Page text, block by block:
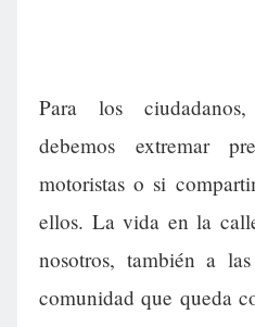
Para los
debemos extremar
motoristas o si
ellos. La vida en la
nosotros, también a
comunidad que queda